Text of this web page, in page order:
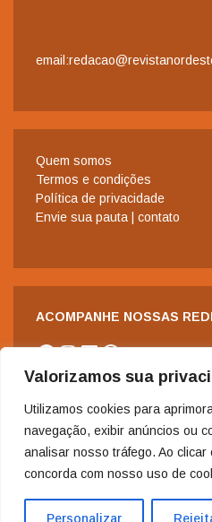
Valorizamos sua
Utilizamos cookies para
navegação, exibir anúncios ou
analisar nosso tráfego. Ao clicar
concorda com nosso uso de
Personalizar
Quem somos
Termos e condições
Política de privacidade
Envie sua pauta | contato
ACOMPANHE NOSSAS
Facebook
Instagram
LinkedIn
WhatsApp